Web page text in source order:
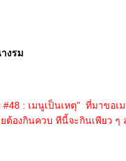
งรม
: เมนูเป็นเหตุ" ที่มาขอเ
ต้องกินควบ ทีนี้จะกินเพียว